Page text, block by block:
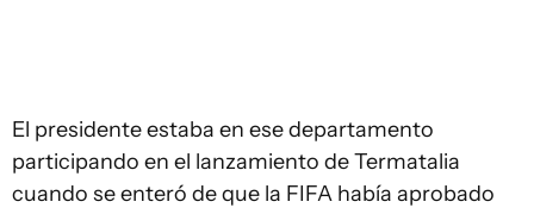
El presidente estaba en ese departamento
participando en el lanzamiento de Termatalia
cuando se enteró de que la FIFA había aprobado